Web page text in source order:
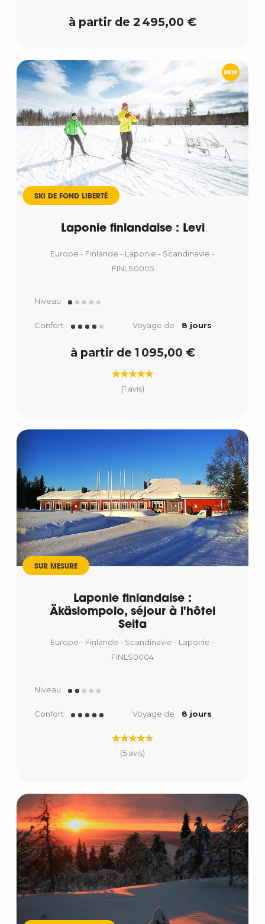
à partir de 2 495,00 €
SKI DE FOND LIBERTÉ
Laponie finlandaise : Levi
Europe - Finlande - Laponie - Scandinavie -
FINLS0005
Niveau
Confort Voyage de 8 jours
à partir de 1 095,00 €
(1 avis)
SUR MESURE
Laponie finlandaise :
Äkäslompolo, séjour à l'hôtel
Seita
Europe - Finlande - Scandinavie - Laponie -
FINLS0004
Niveau
Confort Voyage de 8 jours
(5 avis)